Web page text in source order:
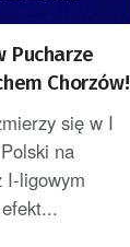
Pucharze
Chorzów!
się w I
na
I-ligowym